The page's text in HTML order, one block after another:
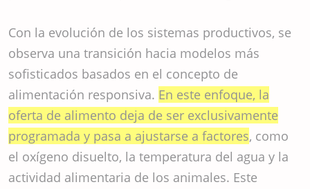
Con la evolución de los sistemas productivos, se
observa una transición hacia modelos más
sofisticados basados en el concepto de
alimentación responsiva. En este enfoque, la
oferta de alimento deja de ser exclusivamente
programada y pasa a ajustarse a factores, como
el oxígeno disuelto, la temperatura del agua y la
actividad alimentaria de los animales. Este